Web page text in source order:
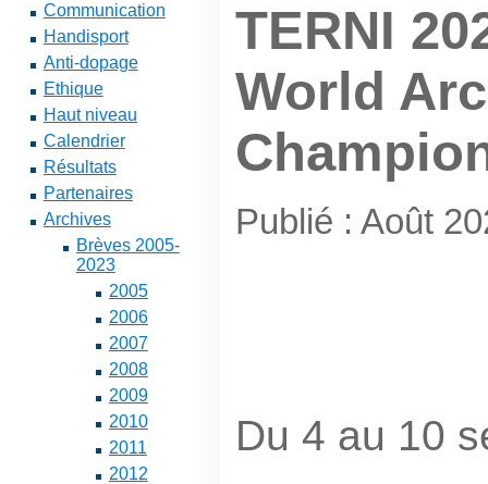
Communication
Handisport
Anti-dopage
Ethique
Haut niveau
Calendrier
Résultats
Partenaires
Archives
Brèves 2005-
2023
2005
2006
2007
2008
2009
2010
2011
2012
TERNI
World
Publié : Août
Du 4 au 10